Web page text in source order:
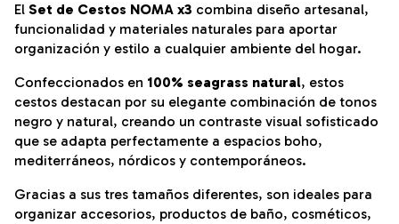
El Set de Cestos NOMA x3 combina diseño artesanal,
funcionalidad y materiales naturales para aportar
organización y estilo a cualquier ambiente del hogar.
Confeccionados en 100% seagrass natural, estos
cestos destacan por su elegante combinación de tonos
negro y natural, creando un contraste visual sofisticado
que se adapta perfectamente a espacios boho,
mediterráneos, nórdicos y contemporáneos.
Gracias a sus tres tamaños diferentes, son ideales para
organizar accesorios, productos de baño, cosméticos,